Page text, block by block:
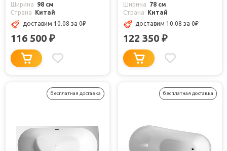
Ширина
98 см
Страна
Китай
доставим 10.08 за 0₽
116 500 ₽
Ширина
78 см
Страна
Китай
доставим 10.08 за 0₽
122 350 ₽
бесплатная доставка бесплатная доставка